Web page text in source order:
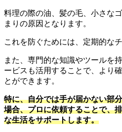
料理の際の油、髪の毛、小さな
まりの原因となります。
これを防ぐためには、定期的な
また、専門的な知識やツールを
ービスも活用することで、より
とができます。
特に、自分では手が届かない部
場合、プロに依頼することで、
な生活をサポートします。